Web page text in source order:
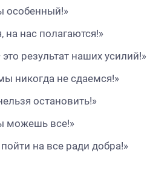
особенный!»
на нас полагаются!»
результат наших усилий!»
никогда не сдаемся!»
остановить!»
можешь все!»
на все ради добра!»